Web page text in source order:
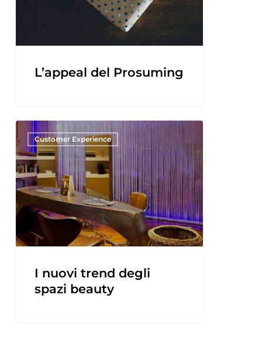
L’appeal del Prosuming
Customer Experience
I nuovi trend degli
spazi beauty